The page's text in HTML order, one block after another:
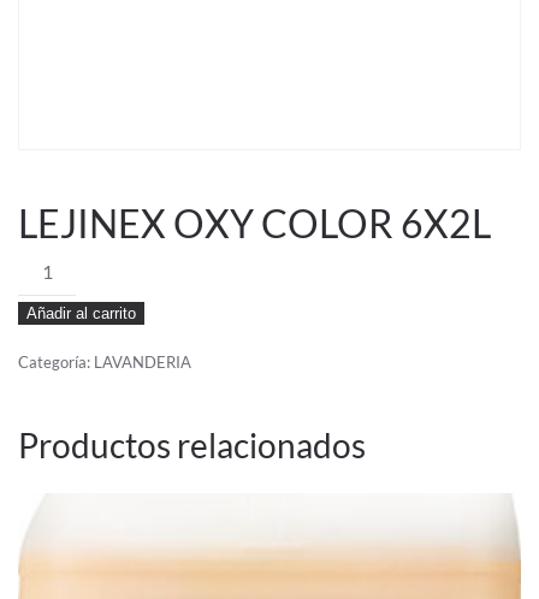
LEJINEX OXY COLOR 6X2L
LEJINEX
OXY
COLOR
6X2L
Añadir al carrito
Categoría: LAVANDERIA
Productos relacionados